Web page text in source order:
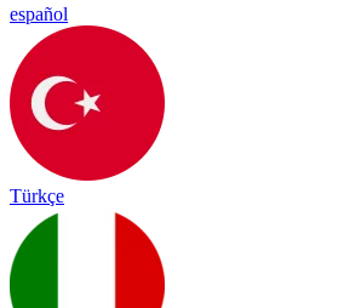
español
Türkçe